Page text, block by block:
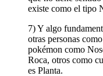
existe como el tipo
7) Y algo
otras personas
pokémon como
Roca, otros como
es Planta.